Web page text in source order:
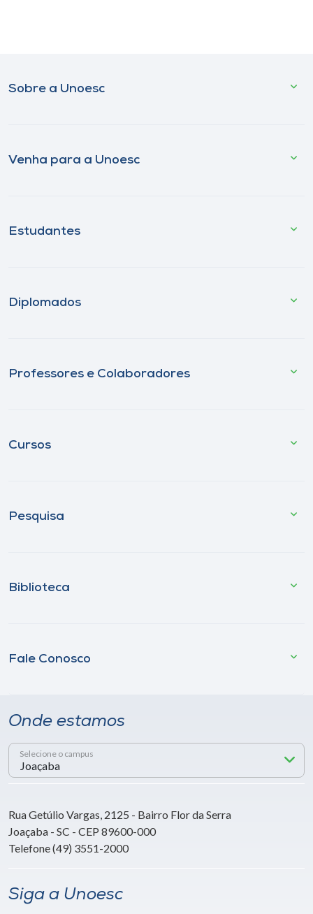
Sobre a Unoesc
Venha para a Unoesc
Estudantes
Diplomados
Professores e Colaboradores
Cursos
Pesquisa
Biblioteca
Fale Conosco
Onde estamos
Selecione o campus
Rua Getúlio Vargas, 2125 - Bairro Flor da Serra
Joaçaba - SC - CEP 89600-000
Telefone (49) 3551-2000
Siga a Unoesc